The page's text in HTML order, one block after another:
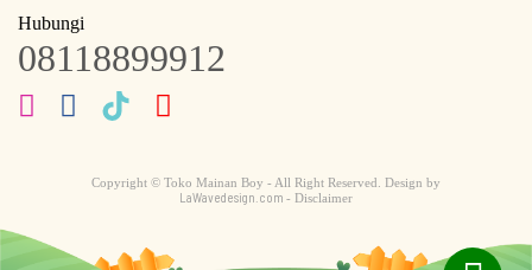
Hubungi
08118899912
Copyright © Toko Mainan Boy - All Right Reserved. Design by
LaWavedesign.com - Disclaimer